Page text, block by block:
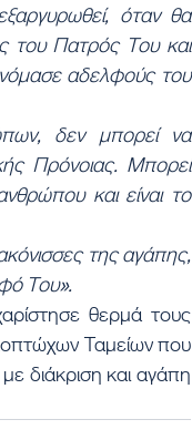
όταν θα
του Πατρός Του και
αδελφούς του
δεν μπορεί να
Πρόνοιας. Μπορεί
και είναι το
της αγάπης,
Του».
θερμά τους
Ταμείων που
διάκριση και αγάπη